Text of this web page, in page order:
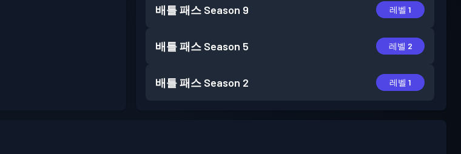
배틀 패스 Season 9 레벨 1
배틀 패스 Season 5 레벨 2
배틀 패스 Season 2 레벨 1